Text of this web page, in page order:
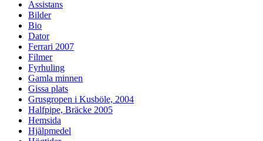
Assistans
Bilder
Bio
Dator
Ferrari 2007
Filmer
Fyrhuling
Gamla minnen
Gissa plats
Grusgropen i Kusböle, 2004
Halfpipe, Bräcke 2005
Hemsida
Hjälpmedel